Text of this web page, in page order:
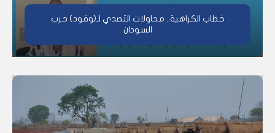
خطاب الكراهية.. محاولات التصدي لـ(وقود) حرب
السودان